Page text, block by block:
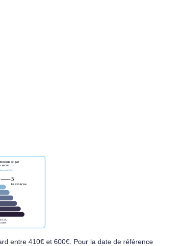
entre 410€ et 600€. Pour la date de référence